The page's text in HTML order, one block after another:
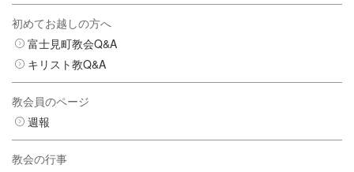
初めてお越しの方へ
富士見町教会Q&A
キリスト教Q&A
教会員のページ
週報
教会の行事